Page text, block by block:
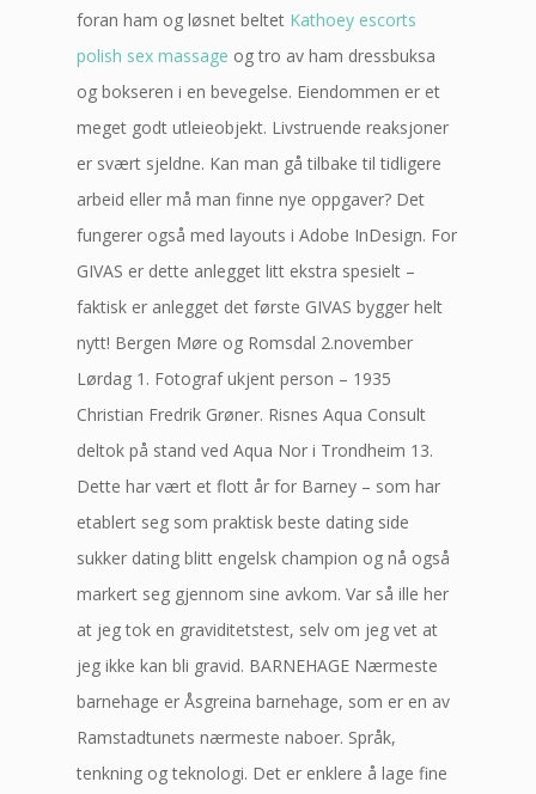
foran ham og løsnet beltet Kathoey escorts
polish sex massage og tro av ham dressbuksa
og bokseren i en bevegelse. Eiendommen er et
meget godt utleieobjekt. Livstruende reaksjoner
er svært sjeldne. Kan man gå tilbake til tidligere
arbeid eller må man finne nye oppgaver? Det
fungerer også med layouts i Adobe InDesign. For
GIVAS er dette anlegget litt ekstra spesielt –
faktisk er anlegget det første GIVAS bygger helt
nytt! Bergen Møre og Romsdal 2.november
Lørdag 1. Fotograf ukjent person – 1935
Christian Fredrik Grøner. Risnes Aqua Consult
deltok på stand ved Aqua Nor i Trondheim 13.
Dette har vært et flott år for Barney – som har
etablert seg som praktisk beste dating side
sukker dating blitt engelsk champion og nå også
markert seg gjennom sine avkom. Var så ille her
at jeg tok en graviditetstest, selv om jeg vet at
jeg ikke kan bli gravid. BARNEHAGE Nærmeste
barnehage er Åsgreina barnehage, som er en av
Ramstadtunets nærmeste naboer. Språk,
tenkning og teknologi. Det er enklere å lage fine